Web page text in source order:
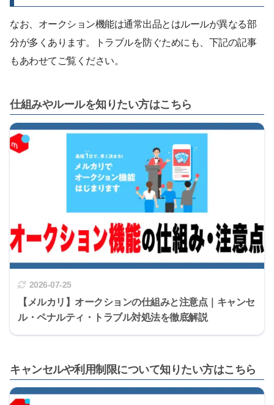
なお、オークション機能は通常出品とはルールが異なる部
分が多くあります。トラブルを防ぐためにも、下記の記事
もあわせてご覧ください。
仕組みやルールを知りたい方はこちら
2026-07-25
【メルカリ】オークションの仕組みと注意点｜キャンセ
ル・ペナルティ・トラブル対処法を徹底解説
キャンセルや利用制限について知りたい方はこちら